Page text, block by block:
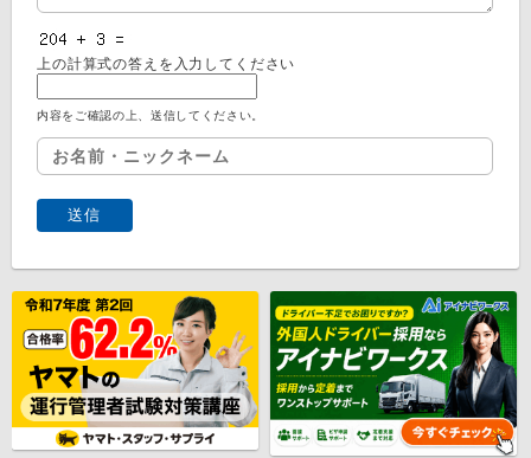
上の計算式の答えを入力してください
内容をご確認の上、送信してください。